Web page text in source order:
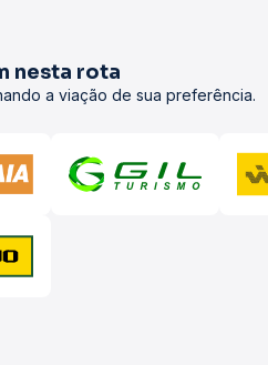
nesta rota
a viação de sua preferência.